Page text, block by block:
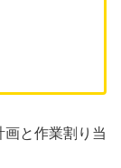
と作業割り当